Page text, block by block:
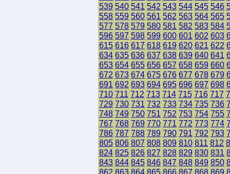
539 540 541 542 543 544 545 546
558 559 560 561 562 563 564 565
577 578 579 580 581 582 583 584
596 597 598 599 600 601 602 603
615 616 617 618 619 620 621 622
634 635 636 637 638 639 640 641
653 654 655 656 657 658 659 660
672 673 674 675 676 677 678 679
691 692 693 694 695 696 697 698
710 711 712 713 714 715 716 717
729 730 731 732 733 734 735 736
748 749 750 751 752 753 754 755
767 768 769 770 771 772 773 774
786 787 788 789 790 791 792 793
805 806 807 808 809 810 811 812
824 825 826 827 828 829 830 831
843 844 845 846 847 848 849 850
862 863 864 865 866 867 868 869